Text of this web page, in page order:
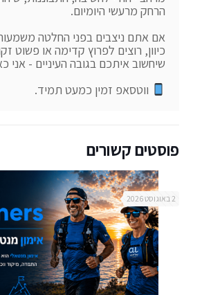
ווטסאפ זמין כמעט תמיד.
פוסטים קשורים
2 באוגוסט 2026